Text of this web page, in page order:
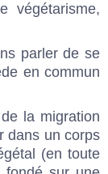
végétarisme,
parler de se
en commun
la migration
dans un corps
(en toute